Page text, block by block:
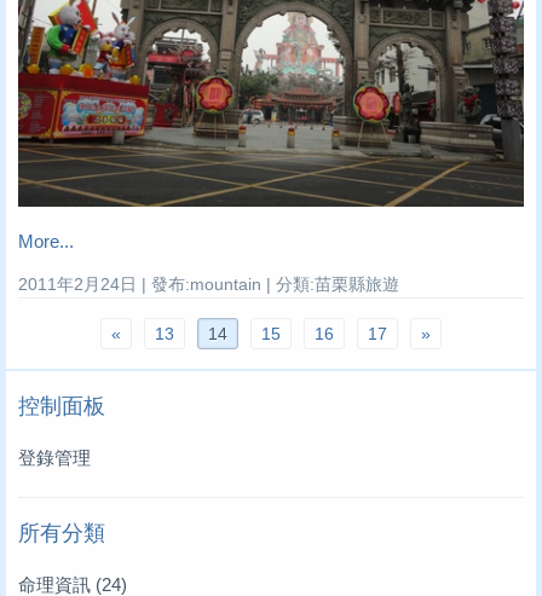
More...
2011年2月24日 | 發布:mountain | 分類:苗栗縣旅遊
« 13 14 15 16 17 »
控制面板
登錄管理
所有分類
命理資訊 (24)